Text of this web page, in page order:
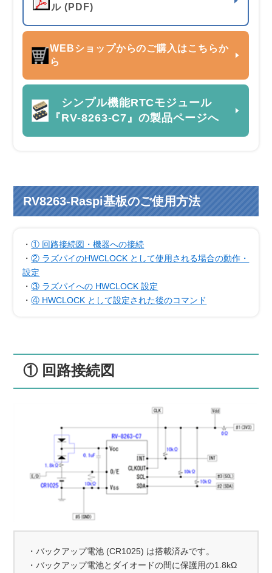
ル (PDF)
WEBショップからのご購入はこちらか
ら
シンプル機能RTCモジュール
『RV-8263-C7』の製品ページへ
RV8263-Raspi基板のご使用方法
・① 回路接続図・機器への接続
・② ラズパイのHWCLOCK として使用される場合の動作・
設定
・③ ラズパイへの HWCLOCK 設定
・④ HWCLOCK として設定された後のコマンド
① 回路接続図
・バックアップ電池 (CR1025) は搭載済みです。
・バックアップ電池とダイオードの間に保護用の1.8kΩ